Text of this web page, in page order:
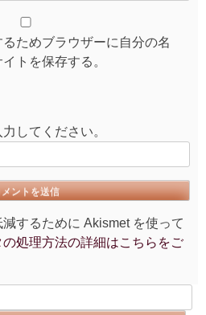
ためブラウザーに自分の名
トを保存する。
してください。
するために Akismet を使って
の処理方法の詳細はこちらをご